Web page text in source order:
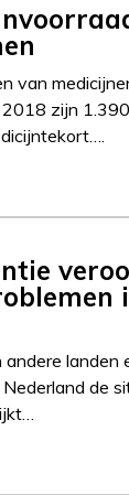
van
zijn
landen
de